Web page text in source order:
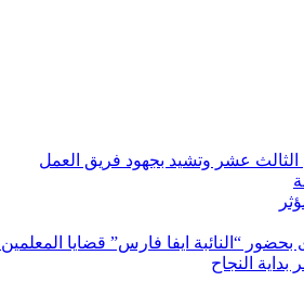
الثالث عشر وتشيد بجهود فريق العمل
“النائبة ايفا فارس” قضايا المعلمين
النجاح